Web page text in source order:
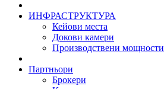
ИНФРАСТРУКТУРА
Кейови места
Докови камери
Производствени мощности
Партньори
Брокери